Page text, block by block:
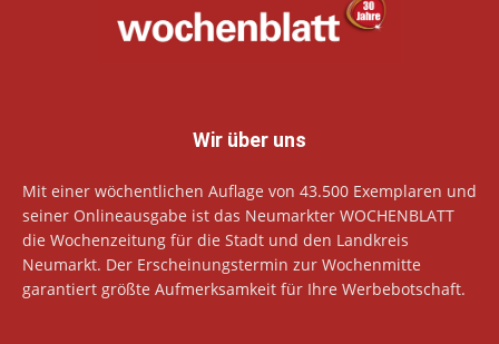
Wir über uns
Mit einer wöchentlichen Auflage von 43.500 Exemplaren und
seiner Onlineausgabe ist das Neumarkter WOCHENBLATT
die Wochenzeitung für die Stadt und den Landkreis
Neumarkt. Der Erscheinungstermin zur Wochenmitte
garantiert größte Aufmerksamkeit für Ihre Werbebotschaft.